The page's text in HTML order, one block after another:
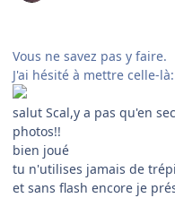
Vous ne savez pas y faire.
J'ai hésité à mettre celle-là:
salut Scal,y a pas qu'en
photos!!
bien joué
tu n'utilises jamais de
et sans flash encore je